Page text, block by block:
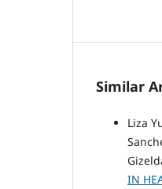
Similar
Liza
IN